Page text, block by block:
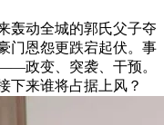
轰动全城的郭氏父子夺
门恩怨更跌宕起伏。事
政变、突袭、干预。
下来谁将占据上风？